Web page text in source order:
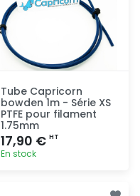
Tube Capricorn
bowden 1m - Série XS
PTFE pour filament
1.75mm
17,90 € HT
En stock